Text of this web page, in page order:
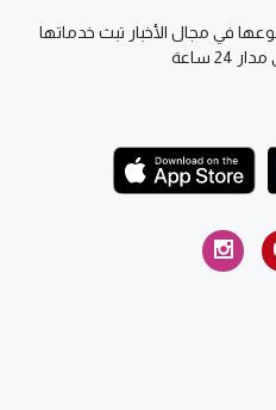
في مجال الأخبار تبث خدماتها
ساعة